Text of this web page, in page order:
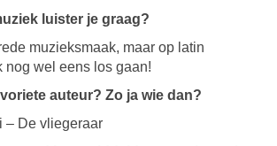
luister je graag?
muzieksmaak, maar op latin
nog wel eens los gaan!
auteur? Zo ja wie dan?
– De vliegeraar